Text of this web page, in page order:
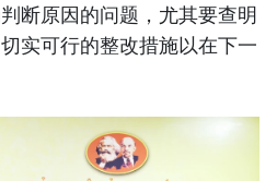
断原因的问题，尤其要查明
实可行的整改措施以在下一